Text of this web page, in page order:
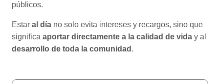
públicos.
Estaral día no solo evita intereses y recargos, sino que
significaaportar directamente a la calidad de vida y al
desarrollo de toda la comunidad .